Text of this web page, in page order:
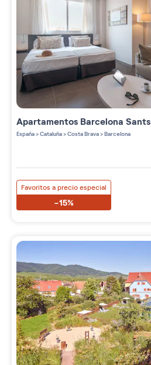
Apartamentos Barcelona Sants
España>Cataluña>Costa Brava>Barcelona
Favoritos a precio especial
-15%